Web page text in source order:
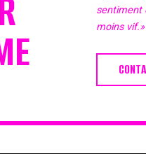
sentiment
moins vif.»